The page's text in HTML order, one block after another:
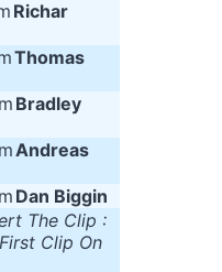
Richar
Thomas
Bradley
Andreas
Dan Biggin
The Clip :
Clip On